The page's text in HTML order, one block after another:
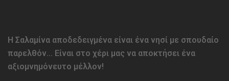
Η Σαλαμίνα αποδεδειγμένα είναι ένα νησί με σπουδαίο
παρελθόν… Είναι στο χέρι μας να αποκτήσει ένα
αξιομνημόνευτο μέλλον!